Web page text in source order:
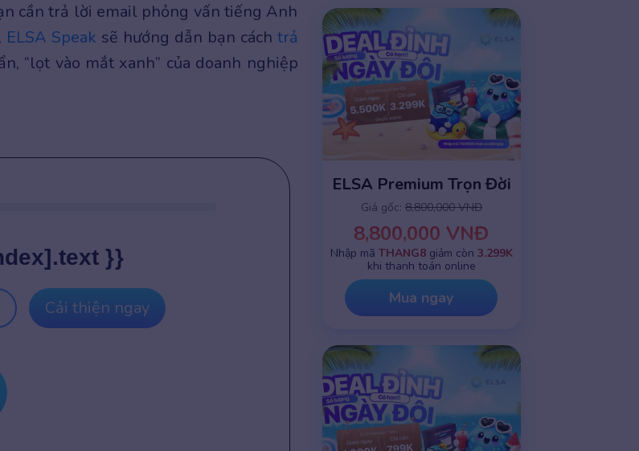
cần trả lời email phỏng vấn tiếng Anh
ELSA Speak sẽ hướng dẫn bạn cách trả
“lọt vào mắt xanh” của doanh nghiệp
}}
Cải thiện ngay
ELSA Premium Trọn Đời
Giá gốc: 8,800,000 VNĐ
8,800,000 VNĐ
Nhập mã THANG8giảm còn 3.299K
khi thanh toán online
Mua ngay